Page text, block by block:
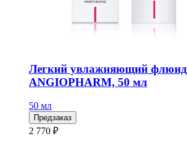
Легкий увлажняющий флюид
ANGIOPHARM, 50 мл
50 мл
Предзаказ
2 770 ₽